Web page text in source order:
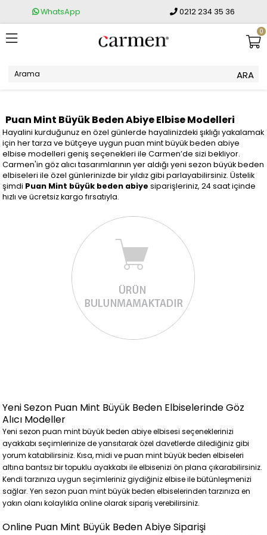
WhatsApp 0212 234 35 36
0
Puan Mint Büyük Beden Abiye Elbise Modelleri
Hayalini kurduğunuz en özel günlerde hayalinizdeki şıklığı yakalamak
için her tarza ve bütçeye uygun puan mint büyük beden abiye
elbise modelleri geniş seçenekleri ile Carmen’de sizi bekliyor.
Carmen'in göz alıcı tasarımlarının yer aldığı yeni sezon büyük beden
elbiseleri ile özel günlerinizde bir yıldız gibi parlayabilirsiniz. Üstelik
şimdi Puan Mint büyük beden abiye siparişleriniz, 24 saat içinde
hızlı ve ücretsiz kargo fırsatıyla.
Yeni Sezon Puan Mint Büyük Beden Elbiselerinde Göz
Alıcı Modeller
Yeni sezon puan mint büyük beden abiye elbisesi seçeneklerinizi
ayakkabı seçimlerinize de yansıtarak özel davetlerde dilediğiniz gibi
yorum katabilirsiniz. Kısa, midi ve puan mint büyük beden elbiseleri
altına bantsız bir topuklu ayakkabı ile elbisenizi ön plana çıkarabilirsiniz.
Kendi tarzınıza uygun seçimleriniz giydiğiniz elbise ile bütünleşmenizi
sağlar. Yen sezon puan mint büyük beden elbiselerinden tarzınıza en
yakın olanı kolaylıkla online olarak sipariş verebilirsiniz.
Online Puan Mint Büyük Beden Abiye Siparişi